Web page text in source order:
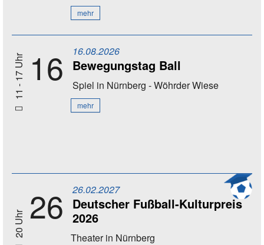
mehr
11 - 17 Uhr 16 16.08.2026
Bewegungstag Ball
Spiel in Nürnberg - Wöhrder Wiese
mehr
20 Uhr 26 26.02.2027
Deutscher Fußball-Kulturpreis
2026
Theaterin Nürnberg